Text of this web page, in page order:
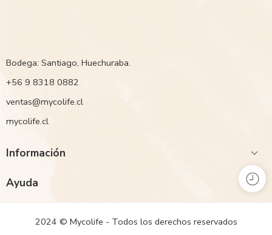
Bodega: Santiago, Huechuraba.
‭+56 9 8318 0882‬
ventas@mycolife.cl
mycolife.cl
Información
Ayuda
2024 © Mycolife - Todos los derechos reservados